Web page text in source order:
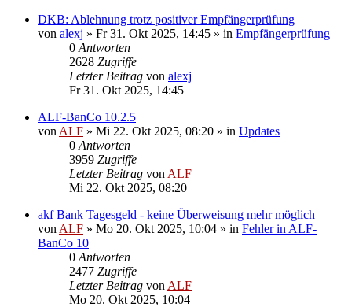
DKB: Ablehnung trotz positiver Empfängerprüfung
von alexj » Fr 31. Okt 2025, 14:45 » in Empfängerprüfung
0 Antworten
2628 Zugriffe
Letzter Beitrag von alexj
Fr 31. Okt 2025, 14:45
ALF-BanCo 10.2.5
von ALF » Mi 22. Okt 2025, 08:20 » in Updates
0 Antworten
3959 Zugriffe
Letzter Beitrag von ALF
Mi 22. Okt 2025, 08:20
akf Bank Tagesgeld - keine Überweisung mehr möglich
von ALF » Mo 20. Okt 2025, 10:04 » in Fehler in ALF-
BanCo 10
0 Antworten
2477 Zugriffe
Letzter Beitrag von ALF
Mo 20. Okt 2025, 10:04